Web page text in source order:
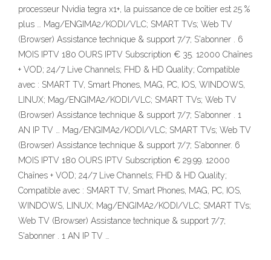
processeur Nvidia tegra x1+, la puissance de ce boîtier est 25 %
plus … Mag/ENGIMA2/KODI/VLC; SMART TVs; Web TV
(Browser) Assistance technique & support 7/7; S'abonner . 6
MOIS IPTV 180 OURS IPTV Subscription € 35. 12000 Chaînes
+ VOD; 24/7 Live Channels; FHD & HD Quality; Compatible
avec : SMART TV, Smart Phones, MAG, PC, IOS, WINDOWS,
LINUX; Mag/ENGIMA2/KODI/VLC; SMART TVs; Web TV
(Browser) Assistance technique & support 7/7; S'abonner . 1
AN IP TV … Mag/ENGIMA2/KODI/VLC; SMART TVs; Web TV
(Browser) Assistance technique & support 7/7; S'abonner. 6
MOIS IPTV 180 OURS IPTV Subscription € 29.99. 12000
Chaînes + VOD; 24/7 Live Channels; FHD & HD Quality;
Compatible avec : SMART TV, Smart Phones, MAG, PC, IOS,
WINDOWS, LINUX; Mag/ENGIMA2/KODI/VLC; SMART TVs;
Web TV (Browser) Assistance technique & support 7/7;
S'abonner . 1 AN IP TV …